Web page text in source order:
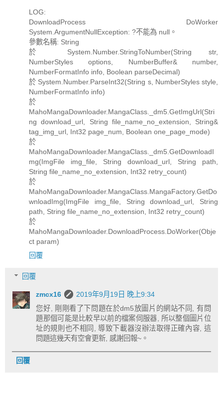
LOG:
DownloadProcess DoWorker
System.ArgumentNullException: ?不能為 null。
參數名稱: String
於 System.Number.StringToNumber(String str,
NumberStyles options, NumberBuffer& number,
NumberFormatInfo info, Boolean parseDecimal)
於 System.Number.ParseInt32(String s, NumberStyles style,
NumberFormatInfo info)
於
MahoMangaDownloader.MangaClass._dm5.GetImgUrl(Stri
ng download_url, String file_name_no_extension, String&
tag_img_url, Int32 page_num, Boolean one_page_mode)
於
MahoMangaDownloader.MangaClass._dm5.GetDownloadI
mg(ImgFile img_file, String download_url, String path,
String file_name_no_extension, Int32 retry_count)
於
MahoMangaDownloader.MangaClass.MangaFactory.GetDo
wnloadImg(ImgFile img_file, String download_url, String
path, String file_name_no_extension, Int32 retry_count)
於
MahoMangaDownloader.DownloadProcess.DoWorker(Obje
ct param)
回覆
回覆
zmcx16
2019年9月19日 晚上9:34
您好, 剛剛看了下問題在於dm5放圖片的網站不同, 有問
題那個可能是比較早以前的檔案伺服器, 所以整個圖片位
址的規則也不相同, 導致下載器沒辦法取得正確內容, 這
問題這幾天有空會更新, 感謝回報~。
回覆